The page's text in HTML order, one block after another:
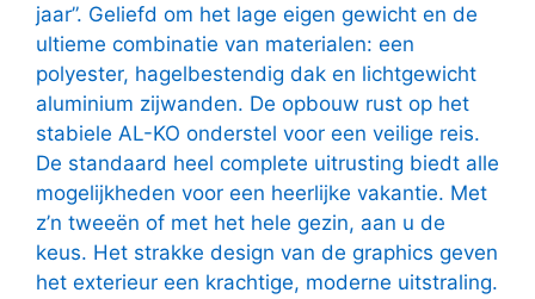
jaar”. Geliefd om het lage eigen gewicht en de
ultieme combinatie van materialen: een
polyester, hagelbestendig dak en lichtgewicht
aluminium zijwanden. De opbouw rust op het
stabiele AL-KO onderstel voor een veilige reis.
De standaard heel complete uitrusting biedt alle
mogelijkheden voor een heerlijke vakantie. Met
z’n tweeën of met het hele gezin, aan u de
keus. Het strakke design van de graphics geven
het exterieur een krachtige, moderne uitstraling.